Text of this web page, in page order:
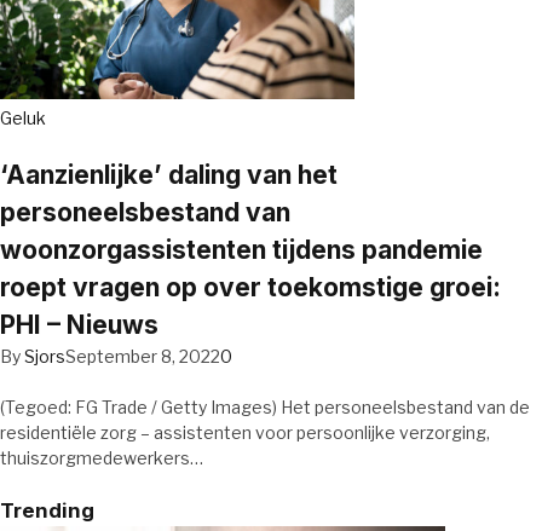
Geluk
‘Aanzienlijke’ daling van het
personeelsbestand van
woonzorgassistenten tijdens pandemie
roept vragen op over toekomstige groei:
PHI – Nieuws
BySjorsSeptember 8, 20220
(Tegoed: FG Trade / Getty Images) Het personeelsbestand van de
residentiële zorg – assistenten voor persoonlijke verzorging,
thuiszorgmedewerkers…
Trending